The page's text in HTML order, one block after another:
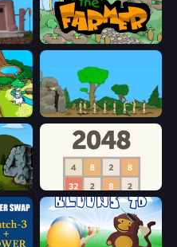
The Farmer
Age Of War
Bloons Tower Defense 4 2048